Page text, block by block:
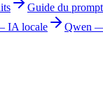
Guide du
IA locale Qwen